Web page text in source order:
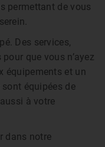
permettant de vous
Des services,
que vous n’ayez
équipements et un
équipées de
à votre
dans notre